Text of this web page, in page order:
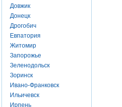
Довжик
Донецк
Дрогобич
Евпатория
Житомир
Запорожье
Зеленодольск
Зоринск
Ивано-Франковск
Ильичевск
Ирпень